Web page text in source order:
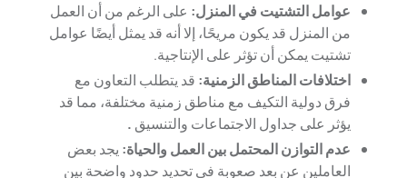
عوامل التشتيت في المنزل: على الرغم من أن العمل
من المنزل قد يكون مريحًا، إلا أنه قد يمثل أيضًا عوامل
تشتيت يمكن أن تؤثر على الإنتاجية.
اختلافات المناطق الزمنية: قد يتطلب التعاون مع
فرق دولية التكيف مع مناطق زمنية مختلفة، مما قد
يؤثر على جداول الاجتماعات والتنسيق .
عدم التوازن المحتمل بين العمل والحياة: يجد بعض
العاملين عن بعد صعوبة في تحديد حدود واضحة بين